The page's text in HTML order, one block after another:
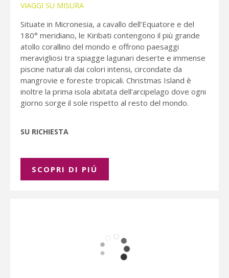
VIAGGI SU MISURA
Situate in Micronesia, a cavallo dell’Equatore e del
180° meridiano, le Kiribati contengono il più grande
atollo corallino del mondo e offrono paesaggi
meravigliosi tra spiagge lagunari deserte e immense
piscine naturali dai colori intensi, circondate da
mangrovie e foreste tropicali. Christmas Island è
inoltre la prima isola abitata dell'arcipelago dove ogni
giorno sorge il sole rispetto al resto del mondo.
SU RICHIESTA
SCOPRI DI PIÚ